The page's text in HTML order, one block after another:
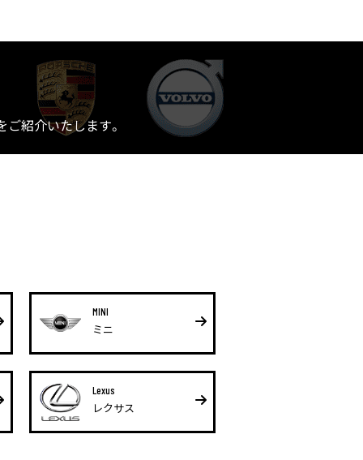
紹介いたします。
MINI
ミニ
Lexus
レクサス